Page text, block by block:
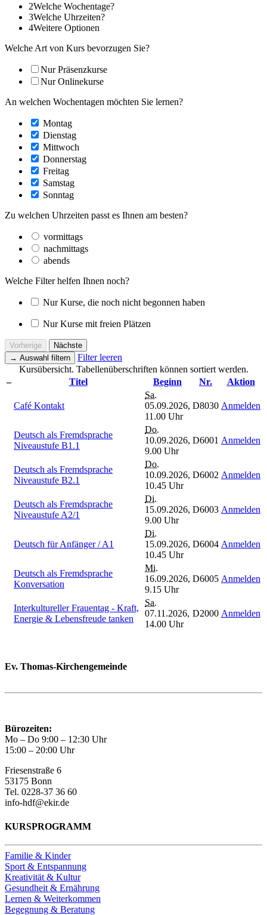
2Welche Wochentage?
3Welche Uhrzeiten?
4Weitere Optionen
Welche Art von Kurs bevorzugen Sie?
Nur Präsenzkurse
Nur Onlinekurse
An welchen Wochentagen möchten Sie lernen?
Montag
Dienstag
Mittwoch
Donnerstag
Freitag
Samstag
Sonntag
Zu welchen Uhrzeiten passt es Ihnen am besten?
vormittags
nachmittags
abends
Welche Filter helfen Ihnen noch?
Nur Kurse, die noch nicht begonnen haben
Nur Kurse mit freien Plätzen
Vorherige
Nächste
→ Auswahl filtern
Filter leeren
Kursübersicht. Tabellenüberschriften können sortiert werden.
–
Titel Beginn Nr. Aktion
Café Kontakt
Sa.
05.09.2026,
11.00 Uhr
D8030 Anmelden
Deutsch als Fremdsprache
Niveaustufe B1.1
Do.
10.09.2026,
9.00 Uhr
D6001 Anmelden
Deutsch als Fremdsprache
Niveaustufe B2.1
Do.
10.09.2026,
10.45 Uhr
D6002 Anmelden
Deutsch als Fremdsprache
Niveaustufe A2/1
Di.
15.09.2026,
9.00 Uhr
D6003 Anmelden
Deutsch für Anfänger / A1
Di.
15.09.2026,
10.45 Uhr
D6004 Anmelden
Deutsch als Fremdsprache
Konversation
Mi.
16.09.2026,
9.15 Uhr
D6005 Anmelden
Interkultureller Frauentag - Kraft,
Energie & Lebensfreude tanken
Sa.
07.11.2026,
14.00 Uhr
D2000 Anmelden
Ev. Thomas-Kirchengemeinde
Bürozeiten:
Mo – Do 9:00 – 12:30 Uhr
15:00 – 20:00 Uhr
Friesenstraße 6
53175 Bonn
Tel. 0228-37 36 60
info-hdf@ekir.de
KURSPROGRAMM
Familie & Kinder
Sport & Entspannung
Kreativität & Kultur
Gesundheit & Ernährung
Lernen & Weiterkommen
Begegnung & Beratung